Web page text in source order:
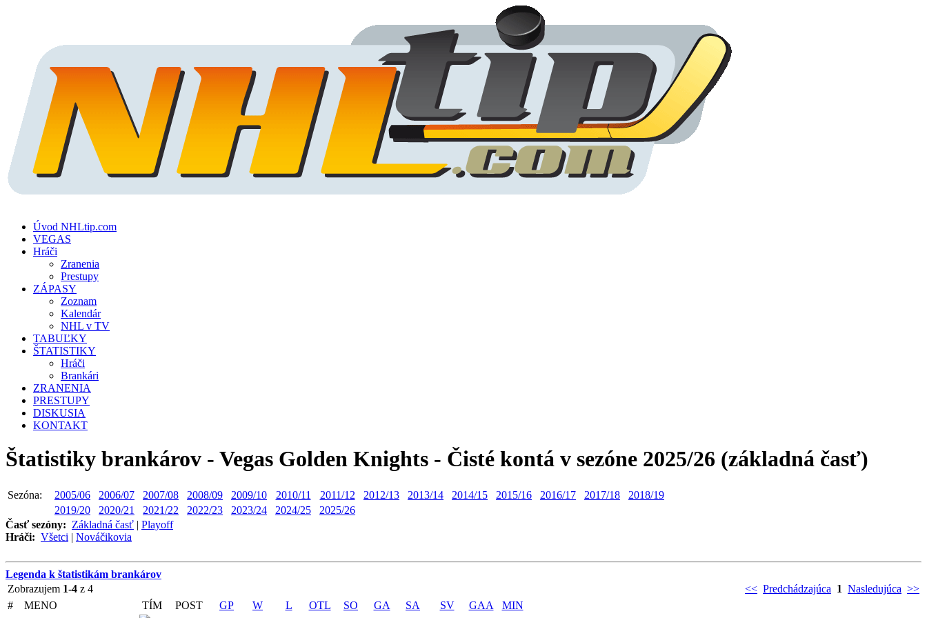
Úvod NHLtip.com
VEGAS
Hráči
Zranenia
Prestupy
ZÁPASY
Zoznam
Kalendár
NHL v TV
TABUĽKY
ŠTATISTIKY
Hráči
Brankári
ZRANENIA
PRESTUPY
DISKUSIA
KONTAKT
Štatistiky brankárov - Vegas Golden Knights - Čisté kontá v sezóne 2025/26 (základná časť)
Sezóna: 2005/06 2006/07 2007/08 2008/09 2009/10 2010/11 2011/12 2012/13 2013/14 2014/15 2015/16 2016/17 2017/18
2018/19
2019/20
2020/21 2021/22 2022/23 2023/24 2024/25
2025/26
Časť sezóny: Základná časť | Playoff
Hráči: Všetci | Nováčikovia
Legenda k štatistikám brankárov
Zobrazujem 1-4 z 4 << Predchádzajúca 1 Nasledujúca >>
#
MENO TÍM POST GP W L OTL SO GA SA SV GAA MIN